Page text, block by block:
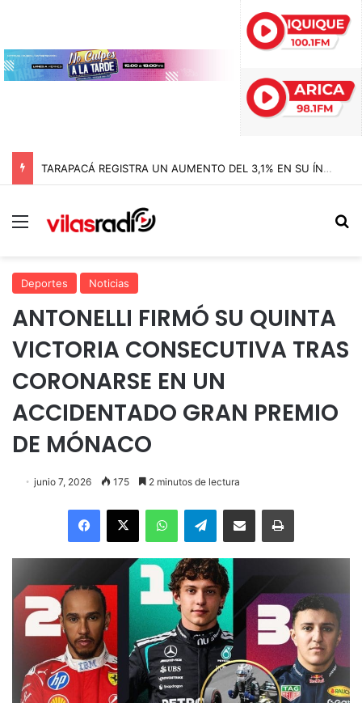
TARAPACÁ REGISTRA UN AUMENTO DEL 3,1% EN SU ÍNDICE DE PRODUCCIÓN MINERA
Menú
Deportes Noticias
ANTONELLI FIRMÓ SU QUINTA
VICTORIA CONSECUTIVA TRAS
CORONARSE EN UN
ACCIDENTADO GRAN PREMIO
DE MÓNACO
junio 7, 2026 175 2 minutos de lectura
Facebook
X WhatsAppTelegramEnviar vía email Imprimir